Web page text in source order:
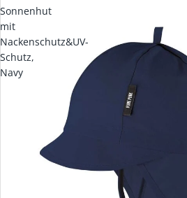
Sonnenhut
mit
Nackenschutz&UV-
Schutz,
Navy